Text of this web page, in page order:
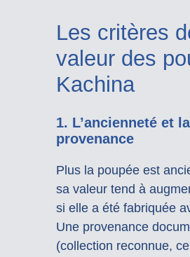
Les critères
valeur des
Kachina
1. L’ancienneté et la
provenance
Plus la poupée est
sa valeur tend à
si elle a été fabriquée
Une provenance
(collection reconnue,